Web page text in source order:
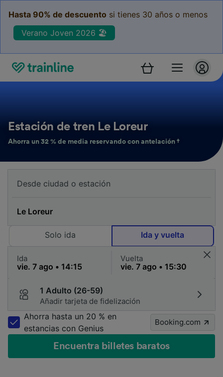
Hasta 90% de descuento si tienes 30 años o menos
Verano Joven 2026 🏖️
Estación de tren Le Loreur
Ahorra un 32 % de media reservando con antelación †
Solo ida Ida y vuelta
Ida Vuelta
1 Adulto (26-59)
Añadir tarjeta de fidelización
Ahorra hasta un 20 % en
estancias con Genius
Booking.com
Encuentra billetes baratos